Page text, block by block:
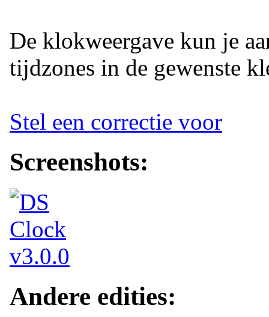
De klokweergave kun je
tijdzones in de gewenste
Stel een correctie voor
Screenshots:
Andere edities: